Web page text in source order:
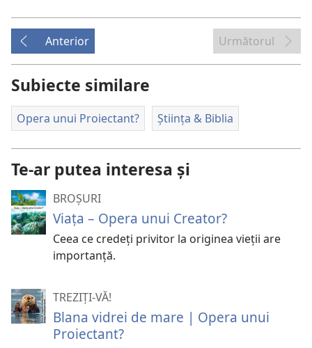
Anterior Următorul
Subiecte similare
Opera unui Proiectant? Știința & Biblia
Te-ar putea interesa și
BROȘURI
Viața – Opera unui Creator?
Ceea ce credeți privitor la originea vieții are
importanță.
TREZIȚI-VĂ!
Blana vidrei de mare | Opera unui
Proiectant?